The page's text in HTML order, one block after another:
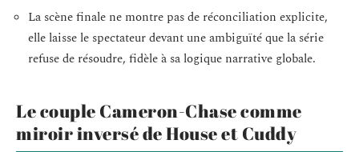
La scène finale ne montre pas de réconciliation explicite,
elle laisse le spectateur devant une ambiguïté que la série
refuse de résoudre, fidèle à sa logique narrative globale.
Le couple Cameron-Chase comme
miroir inversé de House et Cuddy